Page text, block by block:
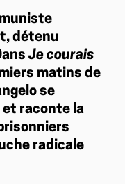
détenu
Je courais
matins de
se
et raconte la
radicale